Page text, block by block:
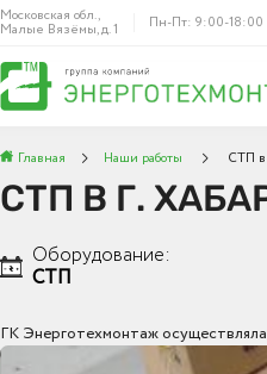
Московская обл.,
Малые Вязёмы, д. 1 Пн-Пт: 9:00-18:00
Главная Наши работы СТП в
СТП В Г.
Оборудование:
СТП
ГК Энерготехмонтаж